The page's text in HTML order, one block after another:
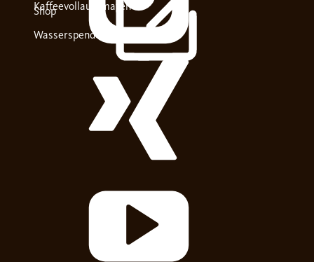
Kaffeevollautomaten
Wasserspender
Shop